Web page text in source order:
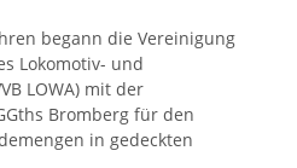
begann die Vereinigung
Lokomotiv- und
LOWA) mit der
Bromberg für den
in gedeckten